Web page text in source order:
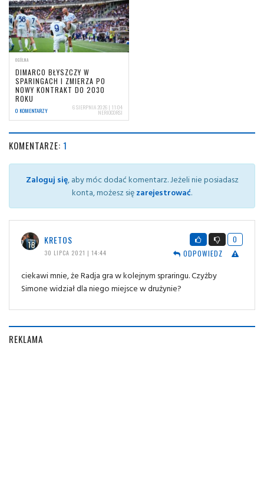
OGÓLNA
DIMARCO BŁYSZCZY W
SPARINGACH I ZMIERZA PO
NOWY KONTRAKT DO 2030
ROKU
0 KOMENTARZY 6 SIERPNIA 2026 | 11:04
NERIOCORSI
KOMENTARZE: 1
Zaloguj się, aby móc dodać komentarz. Jeżeli nie posiadasz
konta, możesz sięzarejestrować.
KRETOS
30 LIPCA 2021 | 14:44
0
ODPOWIEDZ
ciekawi mnie, że Radja gra w kolejnym spraringu. Czyżby
Simone widział dla niego miejsce w drużynie?
REKLAMA